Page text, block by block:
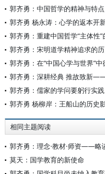
郭齐勇：中国哲学的精神与特点
郭齐勇 杨永涛：心学的返本开
郭齐勇：重建中国哲学“主体性
郭齐勇：宋明道学精神追求的
郭齐勇：在“中国心学与世界”
郭齐勇：深耕经典 推故致新——
郭齐勇：儒家的学问要躬行实践
郭齐勇 杨柳岸：王船山的历史
相同主题阅读
郭齐勇：理念·教材·师资——略
莫天：国学教育的新使命